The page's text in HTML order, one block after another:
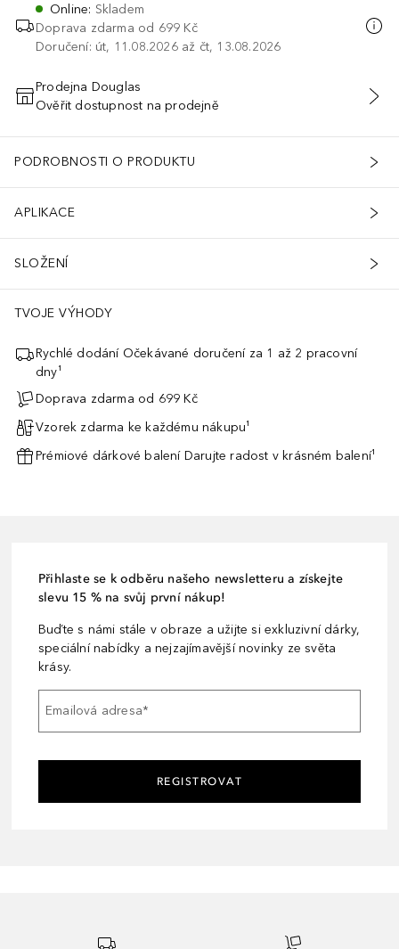
Online: Skladem
Doprava zdarma od 699 Kč
Doručení: út, 11.08.2026 až čt, 13.08.2026
PŘIDAT DO KOŠÍKU
Prodejna Douglas
Ověřit dostupnost na prodejně
PODROBNOSTI O PRODUKTU
APLIKACE
SLOŽENÍ
TVOJE VÝHODY
Rychlé dodání Očekávané doručení za 1 až 2 pracovní
dny¹
Doprava zdarma od 699 Kč
Vzorek zdarma ke každému nákupu¹
Prémiové dárkové balení Darujte radost v krásném balení¹
Přihlaste se k odběru našeho newsletteru a získejte
slevu 15 % na svůj první nákup!
Buďte s námi stále v obraze a užijte si exkluzivní dárky,
speciální nabídky a nejzajímavější novinky ze světa
krásy.
Emailová adresa*
REGISTROVAT